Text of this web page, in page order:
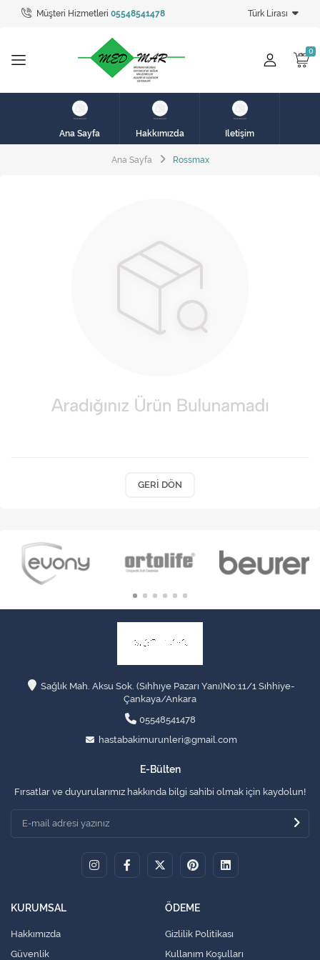
Müşteri Hizmetleri 05548541478 Türk Lirası
Tüm Kategoriler
hasta karyolası
HASTA KARYOLASI
SOLUNUM CİHAZLARI
TANSİYON ALETLERİ
TEKERLEKLİ SANDALYE
VARİS ÇORAPLARI
Ana Sayfa Hakkımızda İletişim
Ana Sayfa Rossmax
GERI DÖN
Sağlık Mah. Aksu Sok. (Sıhhıye Pazarı Yanı)No:11/1 Sıhhiye-
Çankaya/Ankara
05548541478
hastabakimurunleri@gmail.com
E-Bülten
Fırsatlar ve duyurularımız hakkında bilgi sahibi olmak için kaydolun!
KURUMSAL
Hakkımızda
Güvenlik
ÖDEME
Gizlilik Politikası
Kullanım Koşulları